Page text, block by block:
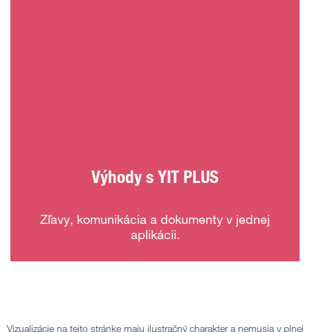
Výhody s YIT PLUS
Zľavy, komunikácia a dokumenty v jednej
aplikácii.
Vizualizácie na tejto stránke maju ilustračný charakter a nemusia v plnej